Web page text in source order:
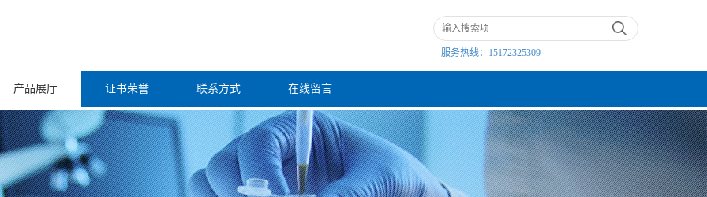
服务热线： 15172325309
产品展厅 证书荣誉 联系方式 在线留言